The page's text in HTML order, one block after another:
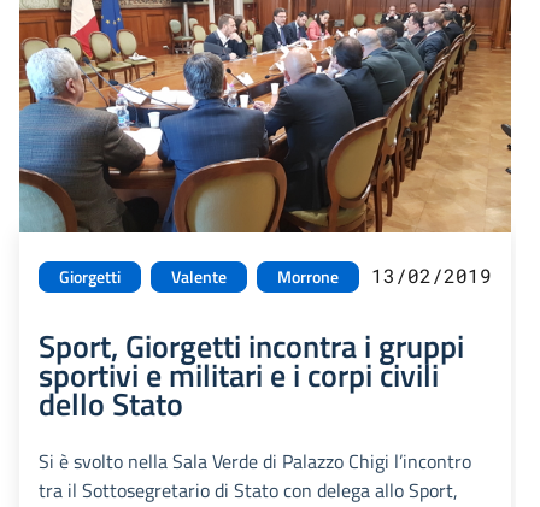
Giorgetti Valente Morrone 13/02/2019
Sport, Giorgetti incontra i gruppi
sportivi e militari e i corpi civili
dello Stato
Si è svolto nella Sala Verde di Palazzo Chigi l’incontro
tra il Sottosegretario di Stato con delega allo Sport,